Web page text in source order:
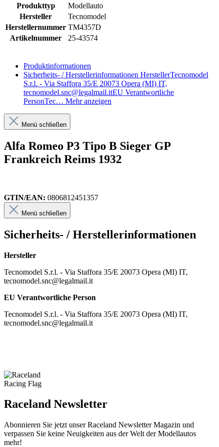
Produkttyp
Modellauto
Hersteller
Tecnomodel
Herstellernummer TM4357D
Artikelnummer
25-43574
Produktinformationen
Sicherheits- / Herstellerinformationen HerstellerTecnomodel
S.r.l. - Via Staffora 35/E 20073 Opera (MI) IT,
tecnomodel.snc@legalmail.itEU Verantwortliche
PersonTec… Mehr anzeigen
Menü schließen
Alfa Romeo P3 Tipo B Sieger GP
Frankreich Reims 1932
GTIN/EAN: 0806812451357
Menü schließen
Sicherheits- / Herstellerinformationen
Hersteller
Tecnomodel S.r.l. - Via Staffora 35/E 20073 Opera (MI) IT,
tecnomodel.snc@legalmail.it
EU Verantwortliche Person
Tecnomodel S.r.l. - Via Staffora 35/E 20073 Opera (MI) IT,
tecnomodel.snc@legalmail.it
Raceland Newsletter
Abonnieren Sie jetzt unser Raceland Newsletter Magazin und
verpassen Sie keine Neuigkeiten aus der Welt der Modellautos
mehr!